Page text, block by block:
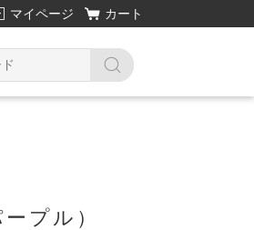
マイページ カート
プル）